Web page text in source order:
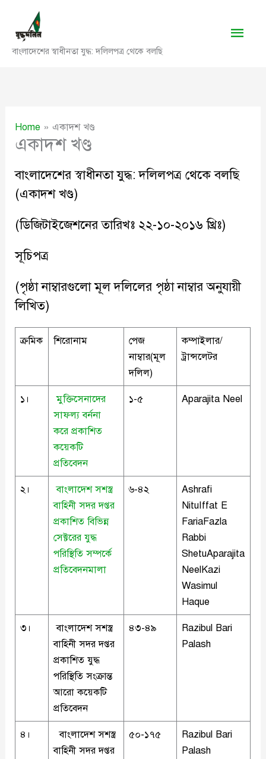
content
বাংলাদেশের স্বাধীনতা যুদ্ধ: দলিলপত্র থেকে বলছি
Main
Home একাদশ খণ্ড
একাদশ খণ্ড
বাংলাদেশের স্বাধীনতা যুদ্ধ: দলিলপত্র থেকে বলছি
(একাদশ খণ্ড)
(ডিজিটাইজেশনের তারিখঃ ২২-১০-২০১৬ খ্রিঃ)
সূচিপত্র
(পৃষ্ঠা নাম্বারগুলো মূল দলিলের পৃষ্ঠা নাম্বার অনুযায়ী
লিখিত)
ক্রমিক শিরোনাম
পেজ
নাম্বার(মূল
দলিল)
কম্পাইলার/
ট্রান্সলেটর
১।
মুক্তিসেনাদের
সাফল্য বর্ননা
করে প্রকাশিত
কয়েকটি
প্রতিবেদন
১-৫ Aparajita Neel
২।
বাংলাদেশ সশস্ত্র
বাহিনী সদর দপ্তর
প্রকাশিত বিভিন্ন
সেক্টরের যুদ্ধ
পরিস্থিতি সম্পর্কে
প্রতিবেদনমালা
৬-৪২
Ashrafi
NituIffat E
FariaFazla
Rabbi
ShetuAparajita
NeelKazi
Wasimul
Haque
৩।
বাংলাদেশ সশস্ত্র
বাহিনী সদর দপ্তর
প্রকাশিত যুদ্ধ
পরিস্থিতি সংক্রান্ত
আরো কয়েকটি
প্রতিবেদন
৪৩-৪৯
Razibul Bari
Palash
৪।
বাংলাদেশ সশস্ত্র
বাহিনী সদর দপ্তর
৫০-১৭৫
Razibul Bari
Palash